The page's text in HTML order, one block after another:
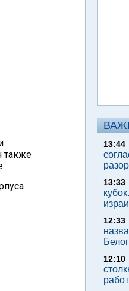
также
13:44
13:33
12:33
12:10